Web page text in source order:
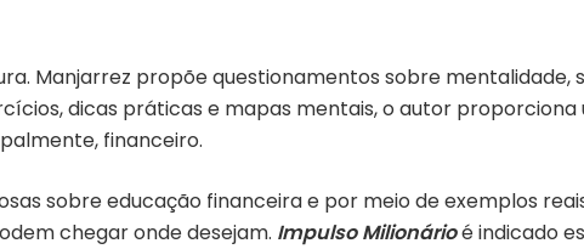
Manjarrez propõe questionamentos sobre mentalidade,
dicas práticas e mapas mentais, o autor
financeiro.
sobre educação financeira e por meio de exemplos
chegar onde desejam. Impulso Milionárioé indicado